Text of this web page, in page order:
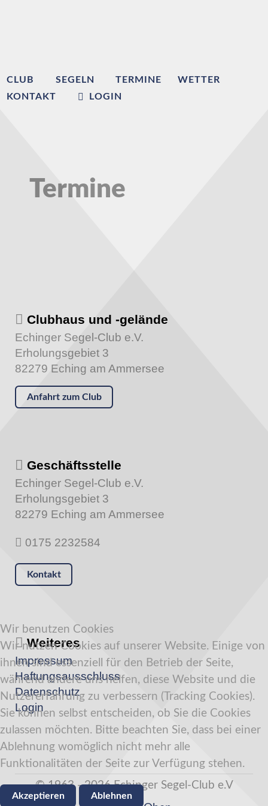
CLUB SEGELN TERMINE
WETTER
KONTAKT
LOGIN
Termine
Clubhaus und -gelände
Echinger Segel-Club e.V.
Erholungsgebiet 3
82279 Eching am Ammersee
Anfahrt zum Club
Geschäftsstelle
Echinger Segel-Club e.V.
Erholungsgebiet 3
82279 Eching am Ammersee
0175 2232584
Kontakt
Weiteres
Impressum
Haftungsausschluss
Datenschutz
Login
© 1963 - 2026 Echinger Segel-Club e.V
Wir benutzen Cookies
Wir nutzen Cookies auf unserer Website. Einige von
ihnen sind essenziell für den Betrieb der Seite,
während andere uns helfen, diese Website und die
Nutzererfahrung zu verbessern (Tracking Cookies).
Sie können selbst entscheiden, ob Sie die Cookies
zulassen möchten. Bitte beachten Sie, dass bei einer
Ablehnung womöglich nicht mehr alle
Funktionalitäten der Seite zur Verfügung stehen.
Akzeptieren Ablehnen